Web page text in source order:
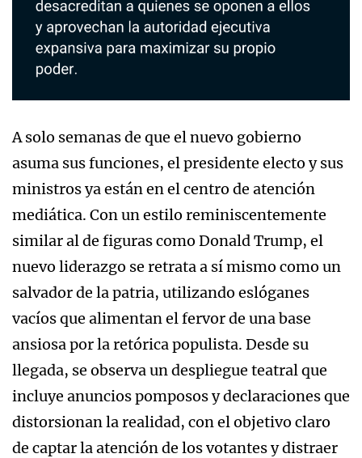
A solo semanas de que el nuevo gobierno
asuma sus funciones, el presidente electo y sus
ministros ya están en el centro de atención
mediática. Con un estilo reminiscentemente
similar al de figuras como Donald Trump, el
nuevo liderazgo se retrata a sí mismo como un
salvador de la patria, utilizando eslóganes
vacíos que alimentan el fervor de una base
ansiosa por la retórica populista. Desde su
llegada, se observa un despliegue teatral que
incluye anuncios pomposos y declaraciones que
distorsionan la realidad, con el objetivo claro
de captar la atención de los votantes y distraer